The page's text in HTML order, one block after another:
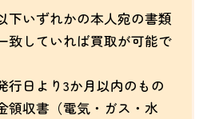
下いずれかの本人宛の書類
致していれば買取が可能で
日より3か月以内のもの
領収書（電気・ガス・水